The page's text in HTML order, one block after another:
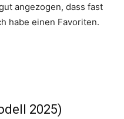
angezogen, dass fast
habe einen Favoriten.
2025)